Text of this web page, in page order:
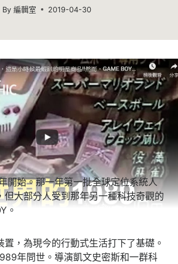
By 編輯室 2019-04-30
開始。那一年第一批全球定位系統人
但大部分人受到那年另一種科技奇觀的
。
置，為現今的行動式生活打下了基礎。
年問世。導演凱文史密斯和一群科